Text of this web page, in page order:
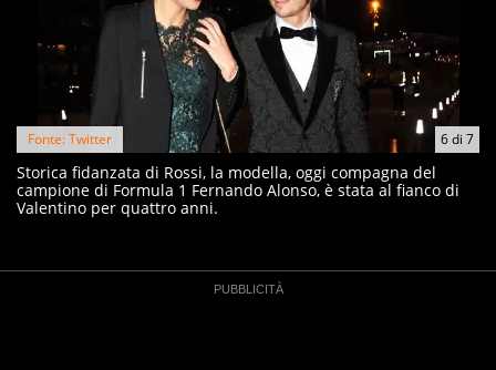
6di 7
Fonte: Twitter
Storica fidanzata di Rossi, la modella, oggi compagna del
campione di Formula 1 Fernando Alonso, è stata al fianco di
Valentino per quattro anni.